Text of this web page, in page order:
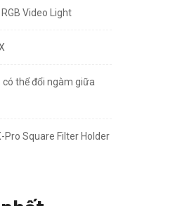
Video Light
thể đổi ngàm giữa
Pro Square Filter Holder